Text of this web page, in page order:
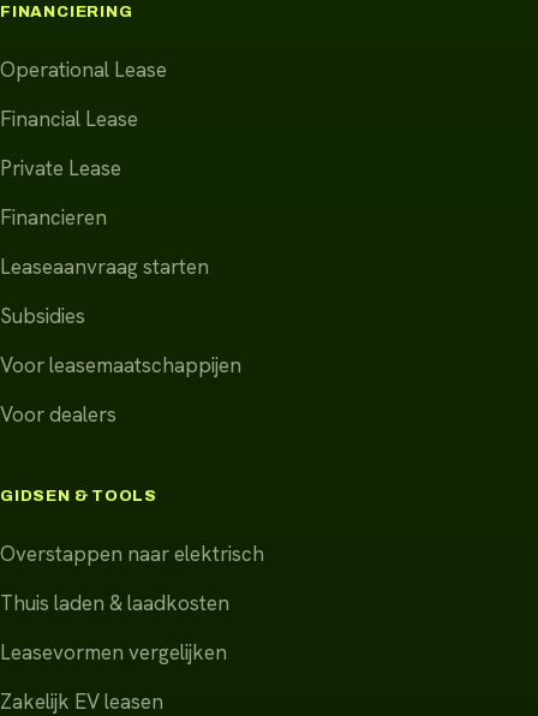
FINANCIERING
Operational Lease
Financial Lease
Private Lease
Financieren
Leaseaanvraag starten
Subsidies
Voor leasemaatschappijen
Voor dealers
GIDSEN & TOOLS
Overstappen naar elektrisch
Thuis laden & laadkosten
Leasevormen vergelijken
Zakelijk EV leasen